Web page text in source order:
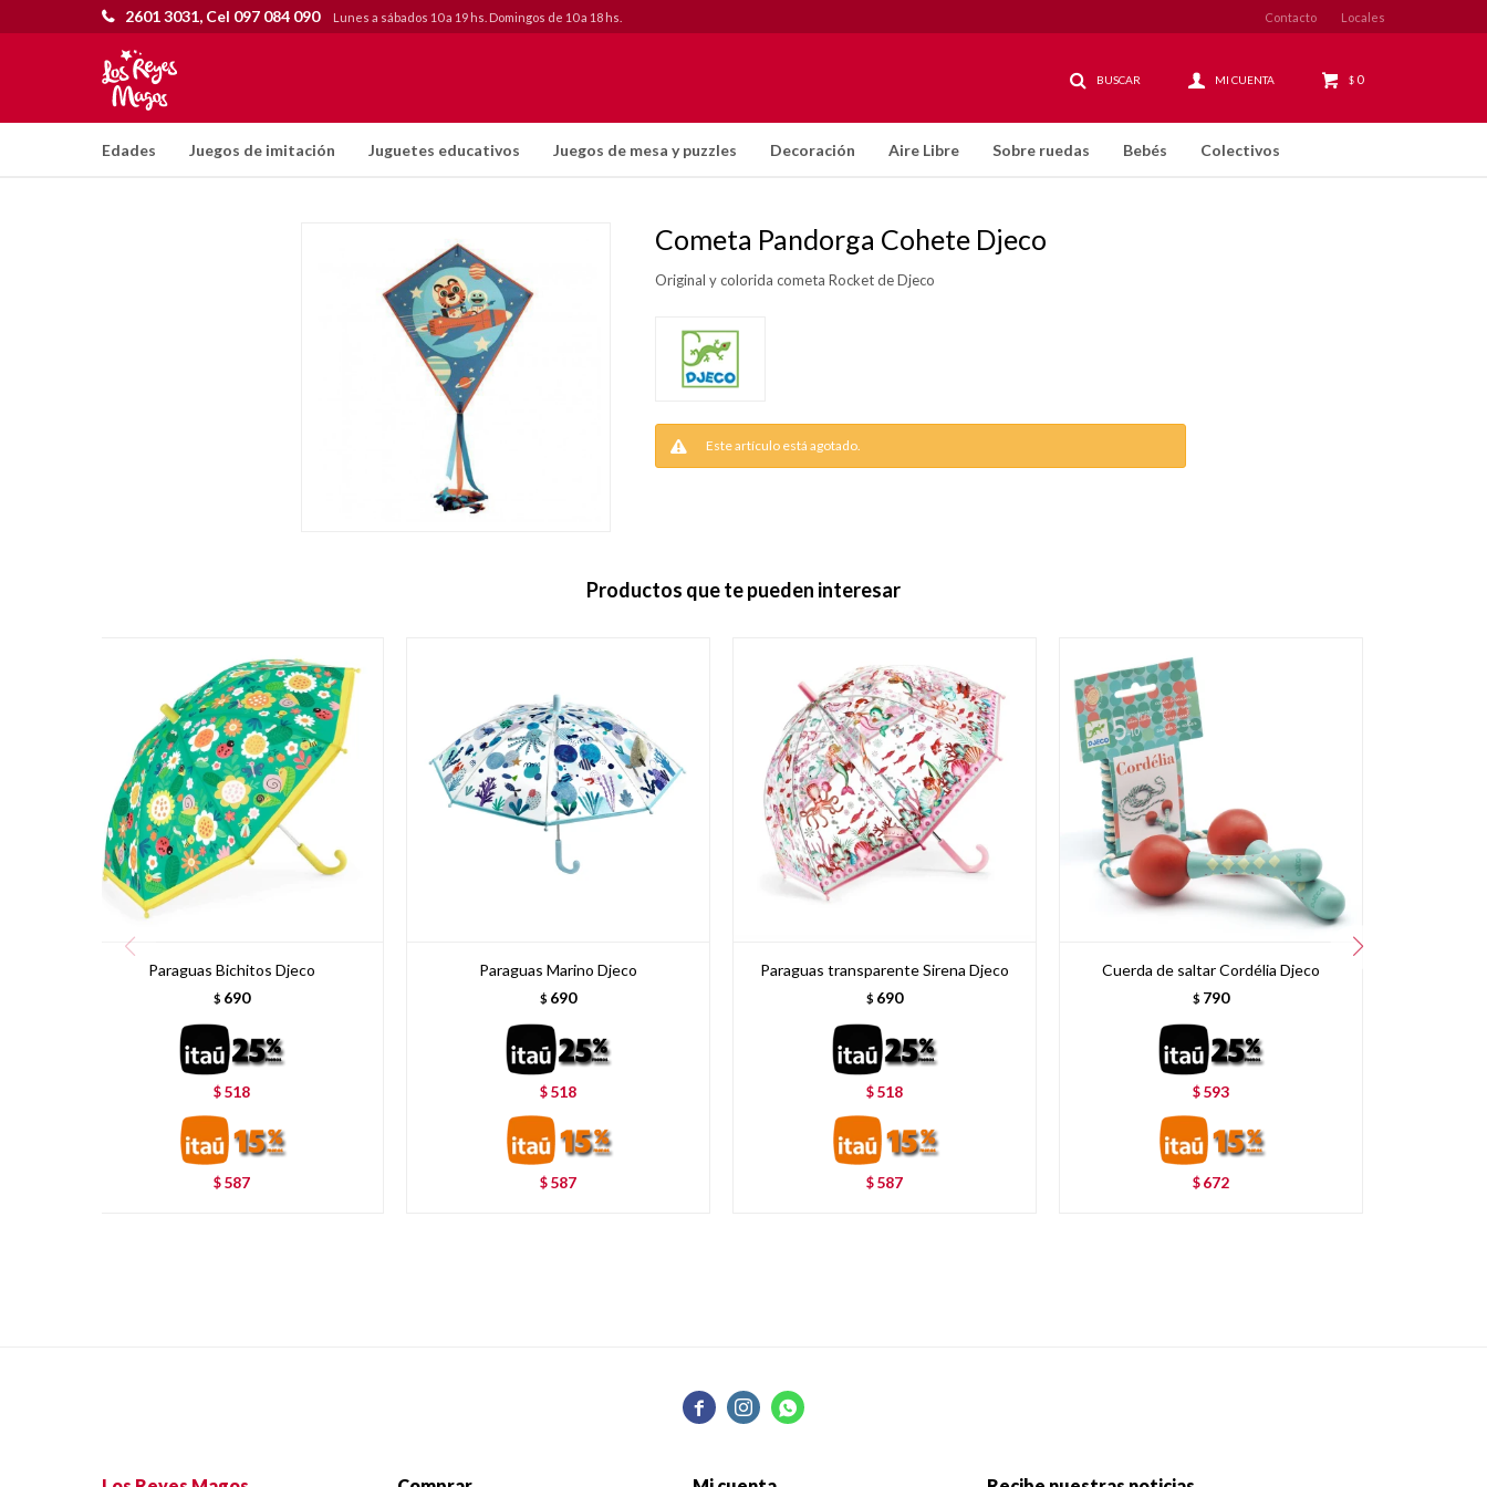
Edades Juegos de imitación Juguetes educativos Juegos de mesa y puzzles Decoración Aire Libre Sobre ruedas Bebés Colectivos
$ 0
2601 3031, Cel 097 084 090 Lunes a sábados 10 a 19 hs. Domingos de 10 a 18 hs. Contacto Locales
Cometa Pandorga Cohete Djeco
Original y colorida cometa Rocket de Djeco
Este artículo está agotado.
Productos que te pueden interesar
Paraguas Bichitos Djeco
$ 690
$ 518
$ 587
Paraguas Marino Djeco
$ 690
$ 518
$ 587
Paraguas transparente Sirena Djeco
$ 690
$ 518
$ 587
Cuerda de saltar Cordélia Djeco
$ 790
$ 593
$ 672
  